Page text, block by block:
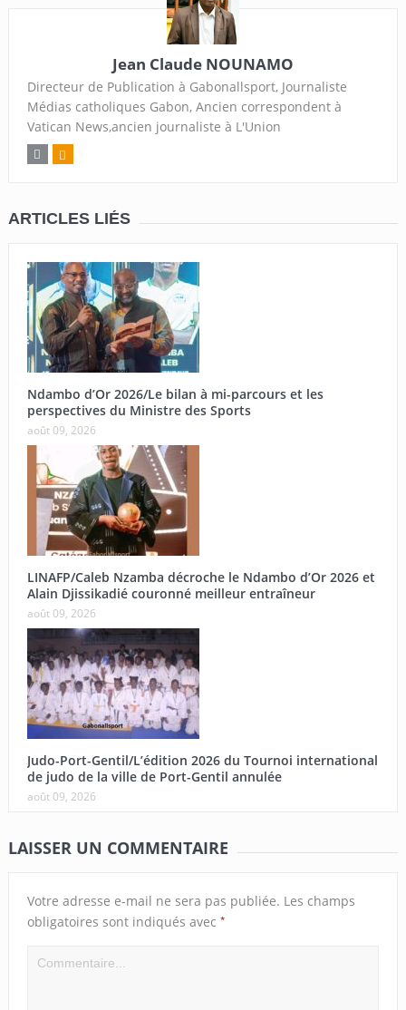
Jean Claude NOUNAMO
Directeur de Publication à Gabonallsport, Journaliste
Médias catholiques Gabon, Ancien correspondent à
Vatican News,ancien journaliste à L'Union
ARTICLES LIÉS
Ndambo d’Or 2026/Le bilan à mi-parcours et les
perspectives du Ministre des Sports
août 09, 2026
LINAFP/Caleb Nzamba décroche le Ndambo d’Or 2026 et
Alain Djissikadié couronné meilleur entraîneur
août 09, 2026
Judo-Port-Gentil/L’édition 2026 du Tournoi international
de judo de la ville de Port-Gentil annulée
août 09, 2026
LAISSER UN COMMENTAIRE
Votre adresse e-mail ne sera pas publiée. Les champs
obligatoires sont indiqués avec *